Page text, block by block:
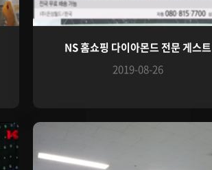
NS 홈쇼핑 다이아몬드 전문 게스트
2019-08-26